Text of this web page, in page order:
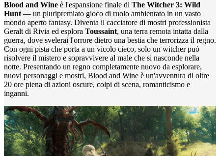
Blood and Wine è l'espansione finale di The Witcher 3: Wild
Hunt — un pluripremiato gioco di ruolo ambientato in un vasto
mondo aperto fantasy. Diventa il cacciatore di mostri professionista
Geralt di Rivia ed esplora Toussaint, una terra remota intatta dalla
guerra, dove svelerai l'orrore dietro una bestia che terrorizza il regno.
Con ogni pista che porta a un vicolo cieco, solo un witcher può
risolvere il mistero e sopravvivere al male che si nasconde nella
notte. Presentando un regno completamente nuovo da esplorare,
nuovi personaggi e mostri, Blood and Wine è un'avventura di oltre
20 ore piena di azioni oscure, colpi di scena, romanticismo e
inganni.